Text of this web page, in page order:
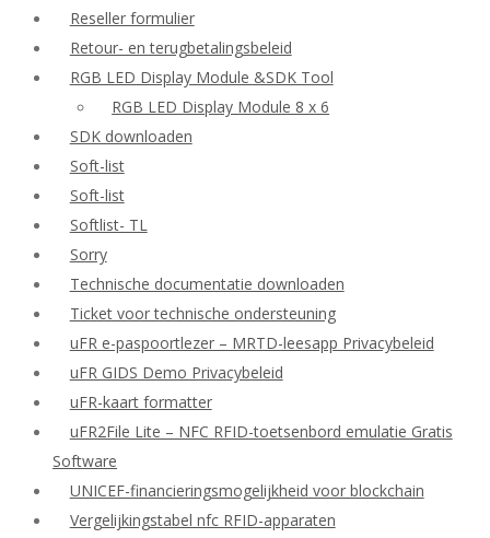
Reseller formulier
Retour- en terugbetalingsbeleid
RGB LED Display Module &SDK Tool
RGB LED Display Module 8 x 6
SDK downloaden
Soft-list
Soft-list
Softlist- TL
Sorry
Technische documentatie downloaden
Ticket voor technische ondersteuning
uFR e-paspoortlezer – MRTD-leesapp Privacybeleid
uFR GIDS Demo Privacybeleid
uFR-kaart formatter
uFR2File Lite – NFC RFID-toetsenbord emulatie Gratis
Software
UNICEF-financieringsmogelijkheid voor blockchain
Vergelijkingstabel nfc RFID-apparaten